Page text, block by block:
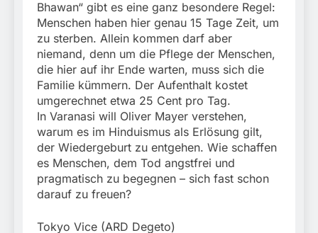
Bhawan“ gibt es eine ganz besondere Regel:
Menschen haben hier genau 15 Tage Zeit, um
zu sterben. Allein kommen darf aber
niemand, denn um die Pflege der Menschen,
die hier auf ihr Ende warten, muss sich die
Familie kümmern. Der Aufenthalt kostet
umgerechnet etwa 25 Cent pro Tag.
In Varanasi will Oliver Mayer verstehen,
warum es im Hinduismus als Erlösung gilt,
der Wiedergeburt zu entgehen. Wie schaffen
es Menschen, dem Tod angstfrei und
pragmatisch zu begegnen – sich fast schon
darauf zu freuen?
Tokyo Vice (ARD Degeto)